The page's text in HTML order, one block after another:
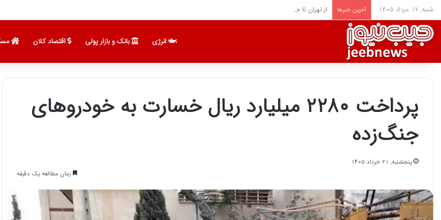
شنبه, ۱۷ مرداد ۱۴۰۵ آخرین خبرها از تهران تا جام جهانی؛ مقایسه پاداش قلعه نویی با مربیان برتر جهان
انرژی بانک و بازار پولی اقتصاد کلان
پرداخت ۲۲۸۰ میلیارد ریال خسارت به خودروهای
جنگ‌زده
پنجشنبه, ۲۱ خرداد ۱۴۰۵
زمان مطالعه یک دقیقه